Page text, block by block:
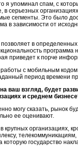
то я упоминал спам, с
в серьезных
сегменты. Это было
в зависимости от
в
приведет к порче
работы с мобильным
период времени
ваш взгляд, будет
и среднем
могу сказать, рынок
ее оценивают.
организациях,
государство